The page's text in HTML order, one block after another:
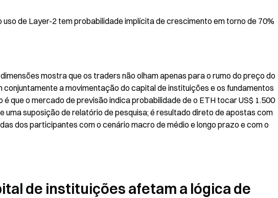
de Layer-2 tem probabilidade implícita de crescimento em torno de 70%
mostra que os traders não olham apenas para o rumo do preço do
a movimentação do capital de instituições e os fundamentos
que o mercado de previsão indica probabilidade de o ETH tocar US$ 1.500
uma suposição de relatório de pesquisa; é resultado direto de apostas com
dos participantes com o cenário macro de médio e longo prazo e com o
de instituições afetam a lógica de